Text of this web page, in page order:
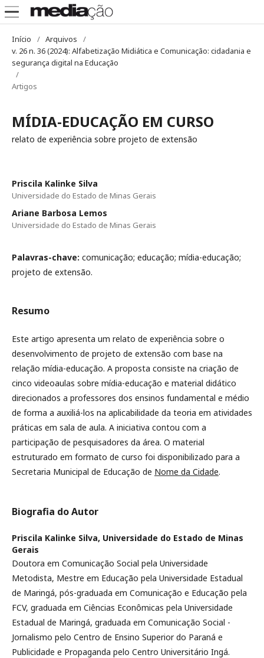
Início / Arquivos
/
v. 26 n. 36 (2024): Alfabetização Midiática e Comunicação: cidadania e
segurança digital na Educação
/
Artigos
MÍDIA-EDUCAÇÃO EM CURSO
relato de experiência sobre projeto de extensão
Priscila Kalinke Silva
Universidade do Estado de Minas Gerais
Ariane Barbosa Lemos
Universidade do Estado de Minas Gerais
Palavras-chave: comunicação; educação; mídia-educação;
projeto de extensão.
Resumo
Este artigo apresenta um relato de experiência sobre o
desenvolvimento de projeto de extensão com base na
relação mídia-educação. A proposta consiste na criação de
cinco videoaulas sobre mídia-educação e material didático
direcionados a professores dos ensinos fundamental e médio
de forma a auxiliá-los na aplicabilidade da teoria em atividades
práticas em sala de aula. A iniciativa contou com a
participação de pesquisadores da área. O material
estruturado em formato de curso foi disponibilizado para a
Secretaria Municipal de Educação de Nome da Cidade.
Biografia do Autor
Priscila Kalinke Silva, Universidade do Estado de Minas
Gerais
Doutora em Comunicação Social pela Universidade
Metodista, Mestre em Educação pela Universidade Estadual
de Maringá, pós-graduada em Comunicação e Educação pela
FCV, graduada em Ciências Econômicas pela Universidade
Estadual de Maringá, graduada em Comunicação Social -
Jornalismo pelo Centro de Ensino Superior do Paraná e
Publicidade e Propaganda pelo Centro Universitário Ingá.